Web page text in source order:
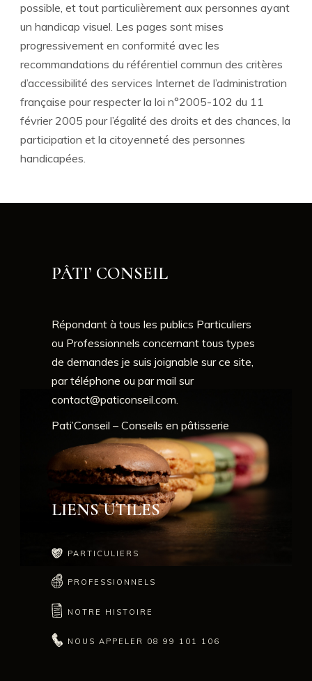
possible, et tout particulièrement aux personnes ayant
un handicap visuel. Les pages sont mises
progressivement en conformité avec les
recommandations du référentiel commun des critères
d’accessibilité des services Internet de l’administration
française pour respecter la loi n°2005-102 du 11
février 2005 pour l’égalité des droits et des chances, la
participation et la citoyenneté des personnes
handicapées.
PÂTI’ CONSEIL
Répondant à tous les publics Particuliers
ou Professionnels concernant tous types
de demandes je suis joignable sur ce site,
par téléphone ou par mail sur
contact@paticonseil.com.
Pati’Conseil – Conseils en pâtisserie
LIENS UTILES
PARTICULIERS
PROFESSIONNELS
NOTRE HISTOIRE
NOUS APPELER 08 99 101 106